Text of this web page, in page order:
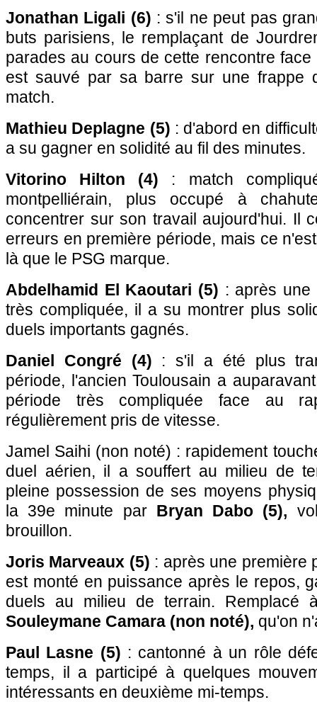
Jonathan Ligali (6) : s'il ne peut pas
buts parisiens, le remplaçant de
parades au cours de cette rencontre
est sauvé par sa barre sur une frappe
match.
Mathieu Deplagne (5) : d'abord en
a su gagner en solidité au fil des minutes.
Vitorino Hilton (4) : match
montpelliérain, plus occupé à
concentrer sur son travail aujourd'hui. Il
erreurs en première période, mais ce
là que le PSG marque.
Abdelhamid El Kaoutari (5) : après une
très compliquée, il a su montrer plus
duels importants gagnés.
Daniel Congré (4) : s'il a été plus
période, l'ancien Toulousain a
période très compliquée face au
régulièrement pris de vitesse.
Jamel Saihi (non noté) : rapidement
duel aérien, il a souffert au milieu de
pleine possession de ses moyens
la 39e minute par Bryan Dabo (5),
brouillon.
Joris Marveaux (5) : après une première
est monté en puissance après le repos,
duels au milieu de terrain. Remplacé
Souleymane Camara (non noté), qu'on
Paul Lasne (5) : cantonné à un rôle
temps, il a participé à quelques
intéressants en deuxième mi-temps.